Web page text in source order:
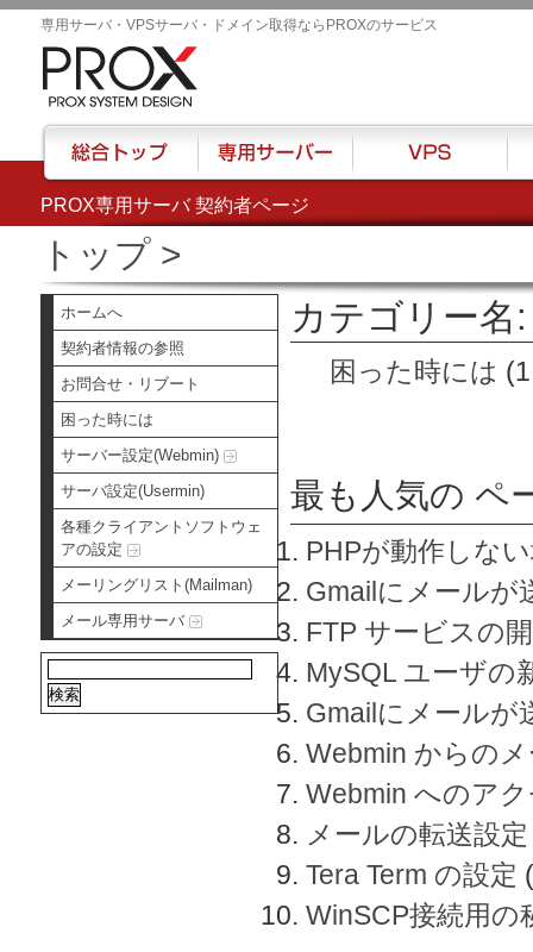
PROX専用サーバ 契約者ページ
専用サーバ・VPSサーバ・ドメイン取得ならPROXのサービス
トップ>
ホームへ
契約者情報の参照
お問合せ・リブート
困った時には
サーバー設定(Webmin)
サーバ設定(Usermin)
各種クライアントソフトウェ
アの設定
メーリングリスト(Mailman)
メール専用サーバ
カテゴリー名
困った時には
最も人気の ペ
PHPが動作しな
Gmailにメールが
FTP サービスの
MySQL ユーザの
Gmailにメールが
Webmin からの
Webmin へのア
メールの転送設定
Tera Term の設定
WinSCP接続用の
総合トップ 専用サーバー VPS ハ